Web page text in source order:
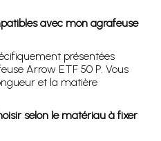
avec mon agrafeuse
présentées
Arrow ETF 50 P. Vous
et la matière
selon le matériau à fixer